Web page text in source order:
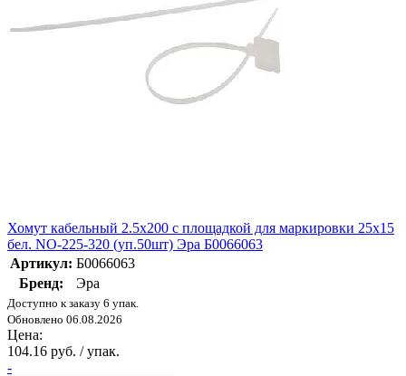
Хомут кабельный 2.5х200 с площадкой для маркировки 25х15
бел. NO-225-320 (уп.50шт) Эра Б0066063
Артикул: Б0066063
Бренд:
Эра
Доступно к заказу 6 упак.
Обновлено 06.08.2026
Цена:
104.16 руб. / упак.
-